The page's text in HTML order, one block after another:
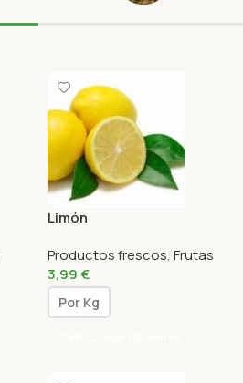
Limón
Productos frescos, Frutas
3,99€
Por Kg